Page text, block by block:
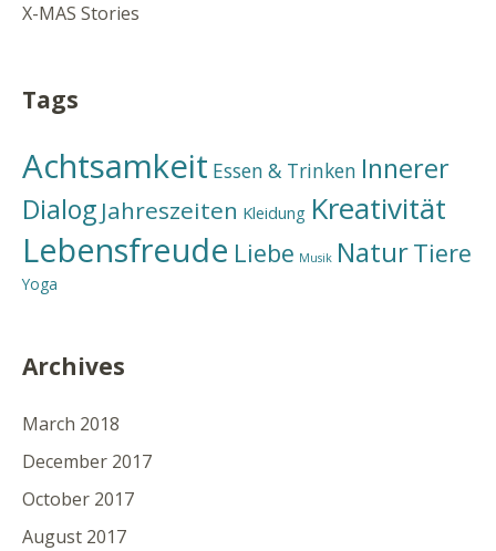
X-MAS Stories
Tags
Achtsamkeit Essen & Trinken Innerer
Dialog Jahreszeiten Kleidung Kreativität
Lebensfreude Liebe Musik NaturTiere
Yoga
Archives
March 2018
December 2017
October 2017
August 2017